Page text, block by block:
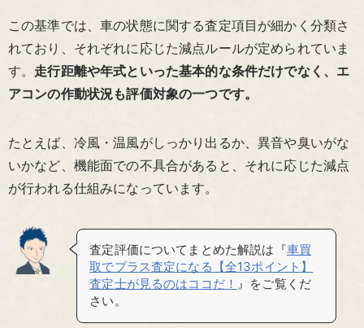
この基準では、車の状態に関する査定項目が細かく分類さ
れており、それぞれに応じた減点ルールが定められていま
す。 走行距離や年式といった基本的な条件だけでなく、エ
アコンの作動状況も評価対象の一つです。
たとえば、冷風・温風がしっかり出るか、異音や臭いがな
いかなど、機能面での不具合があると、それに応じた減点
が行われる仕組みになっています。
査定評価についてまとめた解説は『車買
取でプラス査定になる【全13ポイント】
査定士が見るのはココだ！ 』をご覧くだ
さい。